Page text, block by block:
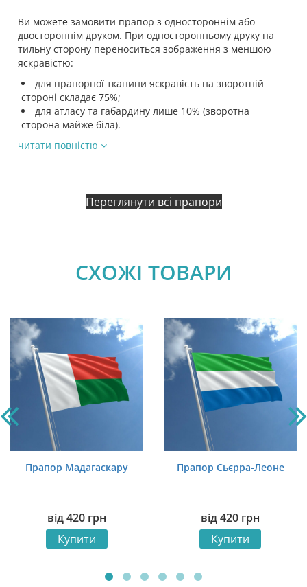
Ви можете замовити прапор з одностороннім або
двостороннім друком. При односторонньому друку на
тильну сторону переноситься зображення з меншою
яскравістю:
для прапорної тканини яскравість на зворотній
стороні складає 75%;
для атласу та габардину лише 10% (зворотна
сторона майже біла).
читати повністю
Переглянути всі прапори
СХОЖІ ТОВАРИ
Прапор Мадагаскару
від420 грн
Купити
Прапор Сьєрра-Леоне
від420 грн
Купити